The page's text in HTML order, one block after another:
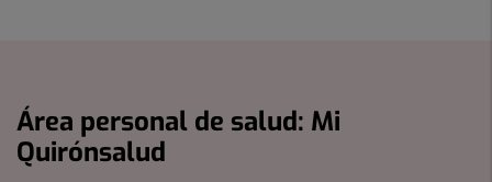
Área personal de salud: Mi
Quirónsalud